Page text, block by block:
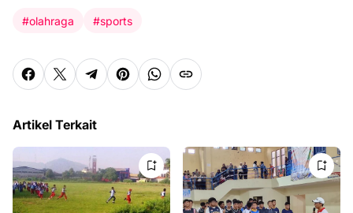
#olahraga #sports
Artikel Terkait